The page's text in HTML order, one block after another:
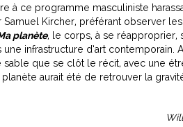
à ce programme masculiniste
Kircher, préférant observer
planète, le corps, à se réapproprier,
infrastructure d’art contemporain.
sable que se clôt le récit, avec une
aurait été de retrouver la